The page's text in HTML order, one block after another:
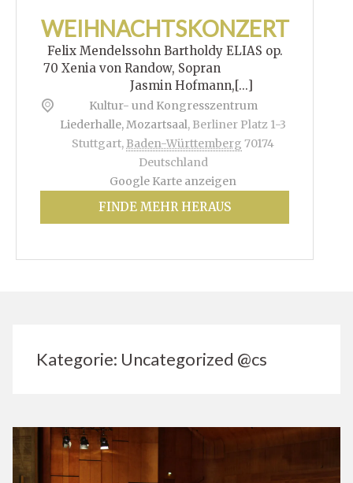
WEIHNACHTSKONZERT
Felix Mendelssohn Bartholdy ELIAS op.
70 Xenia von Randow, Sopran
Jasmin Hofmann,[...]
Kultur- und Kongresszentrum
Liederhalle, Mozartsaal, Berliner Platz 1-3
Stuttgart, Baden-Württemberg 70174
Deutschland
Google Karte anzeigen
FINDE MEHR HERAUS
Kategorie: Uncategorized @cs